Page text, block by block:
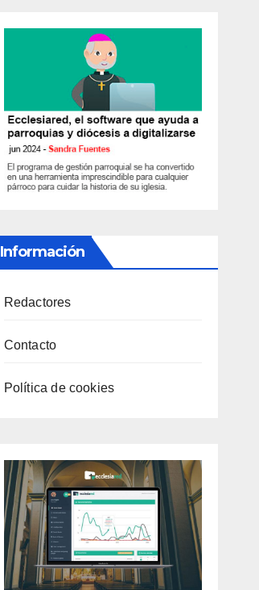
Información
Redactores
Contacto
Política de cookies